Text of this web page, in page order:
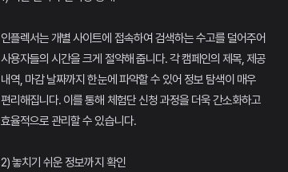
인플렉서는 개별 사이트에 접속하여 검색하는 수고를 덜어주어
사용자들의 시간을 크게 절약해 줍니다. 각 캠페인의 제목, 제공
내역, 마감 날짜까지 한눈에 파악할 수 있어 정보 탐색이 매우
편리해집니다. 이를 통해 체험단 신청 과정을 더욱 간소화하고
효율적으로 관리할 수 있습니다.
2) 놓치기 쉬운 정보까지 확인